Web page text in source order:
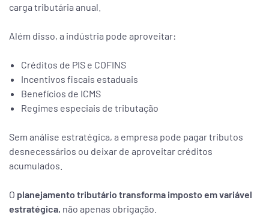
carga tributária anual.
Além disso, a indústria pode aproveitar:
Créditos de PIS e COFINS
Incentivos fiscais estaduais
Benefícios de ICMS
Regimes especiais de tributação
Sem análise estratégica, a empresa pode pagar tributos
desnecessários ou deixar de aproveitar créditos
acumulados.
O planejamento tributário transforma imposto em variável
estratégica, não apenas obrigação.